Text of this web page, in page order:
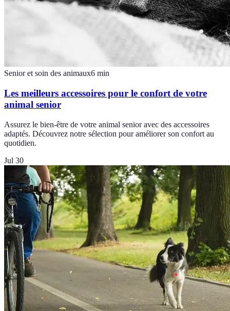
Senior et soin des animaux6 min
Les meilleurs accessoires pour le confort de votre
animal senior
Assurez le bien-être de votre animal senior avec des accessoires
adaptés. Découvrez notre sélection pour améliorer son confort au
quotidien.
Jul 30